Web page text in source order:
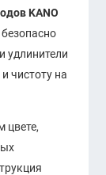
KANO
удлинители
чистоту на
цвете,